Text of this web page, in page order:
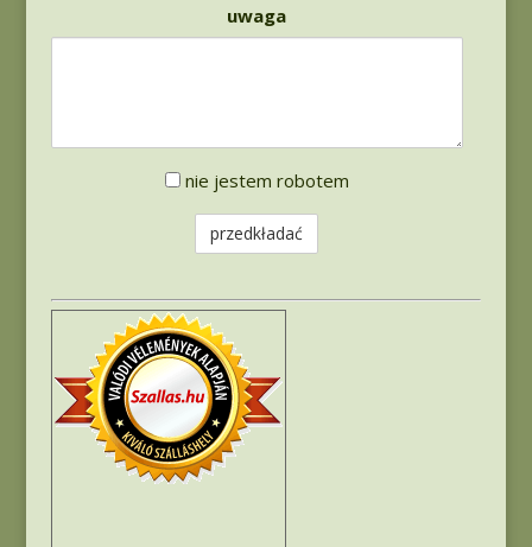
uwaga
Sterowanie
robotem
nie jestem robotem